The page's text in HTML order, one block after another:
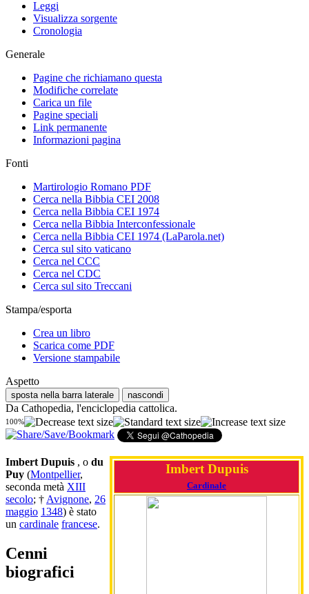
Leggi
Visualizza sorgente
Cronologia
Generale
Pagine che richiamano questa
Modifiche correlate
Carica un file
Pagine speciali
Link permanente
Informazioni pagina
Fonti
Martirologio Romano PDF
Cerca nella Bibbia CEI 2008
Cerca nella Bibbia CEI 1974
Cerca nella Bibbia Interconfessionale
Cerca nella Bibbia CEI 1974 (LaParola.net)
Cerca sul sito vaticano
Cerca nel CCC
Cerca nel CDC
Cerca sul sito Treccani
Stampa/esporta
Crea un libro
Scarica come PDF
Versione stampabile
Aspetto
sposta nella barra laterale nascondi
Da Cathopedia, l'enciclopedia cattolica.
100%
Imbert Dupuis
Cardinale
Imbert Dupuis , o du
Puy (Montpellier,
seconda metà XIII
secolo; † Avignone, 26
maggio 1348) è stato
un cardinale francese.
Cenni
biografici